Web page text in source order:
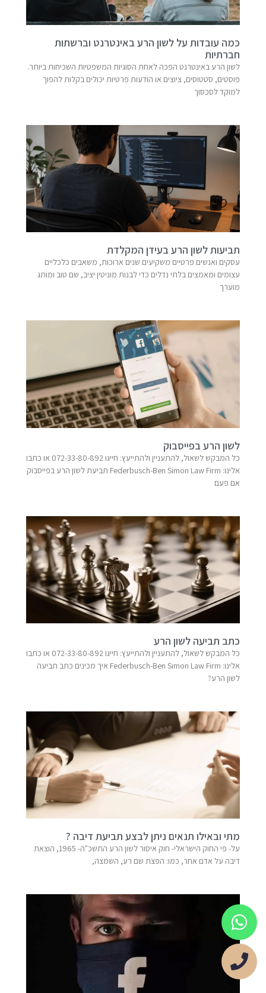
כמה עובדות על לשון הרע באינטרנט וברשתות
חברתיות
לשון הרע באינטרנט הפכה לאחת הסוגיות המשפטיות השכיחות ביותר.
פוסטים, סטטוסים, ציוצים או הודעות פרטיות יכולים בקלות להפוך
למוקד לסכסוך
תביעות לשון הרע בעידן המקלדת
עסקים ואנשים פרטיים משקיעים שנים ארוכות, משאבים כלכליים
עצומים ומאמצים בלתי נדלים כדי לבנות מוניטין יציב, שם טוב ומותג
מוערך
לשון הרע בפייסבוק
כל המבקש לשאול, להתעניין ולהתייעץ: חייגו 072-33-80-892 או כתבו
אלינו: Federbusch-Ben Simon Law Firm​ תביעת לשון הרע בפייסבוק
אם פעם
כתב תביעה לשון הרע
כל המבקש לשאול, להתעניין ולהתייעץ: חייגו 072-33-80-892 או כתבו
אלינו: Federbusch-Ben Simon Law Firm​ איך מכינים כתב תביעה
לשון הרע?
מתי ובאילו תנאים ניתן לבצע תביעת דיבה ?
על- פי החוק הישראלי- חוק איסור לשון הרע התשכ"ה- 1965, הוצאת
דיבה על אדם אחר, כמו: הפצת שם רע, השמצה,